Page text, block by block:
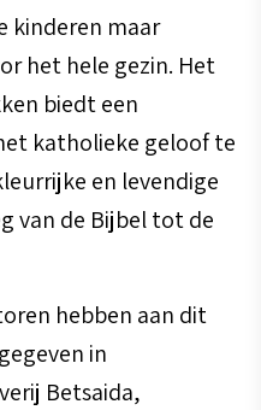
kinderen maar
het hele gezin. Het
biedt een
katholieke geloof te
en levendige
van de Bijbel tot de
hebben aan dit
in
Betsaida,